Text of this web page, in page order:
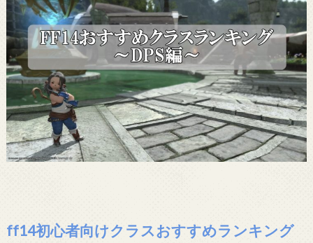
ff14初心者向けクラスおすすめランキング